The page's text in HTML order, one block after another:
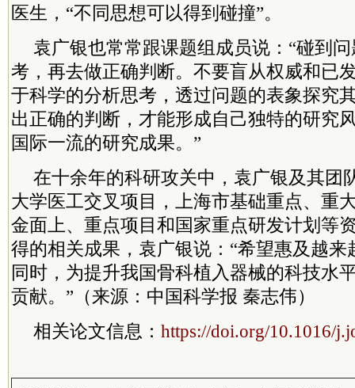
医生，“不同思想可以得到碰撞”。
袁广银也常常跟课题组成员说：“碰到
考，再去做正确判断。不要盲从权威和已
于科学的分析思考，透过问题的表象探究
出正确的判断，才能形成自己独特的研究
国际一流的研究成果。”
在十余年的科研攻关中，袁广银及其团
大学医工交叉项目，上海市基础重点、重
金面上、重点项目和国家重点研发计划等
得的相关成果，袁广银说：“希望惠及越
同时，为提升我国骨科植入器械的科技水
贡献。”（来源：中国科学报 秦志伟）
相关论文信息： https://doi.org/10.1016/